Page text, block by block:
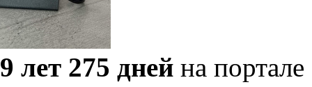
9 лет 275 дней на портале